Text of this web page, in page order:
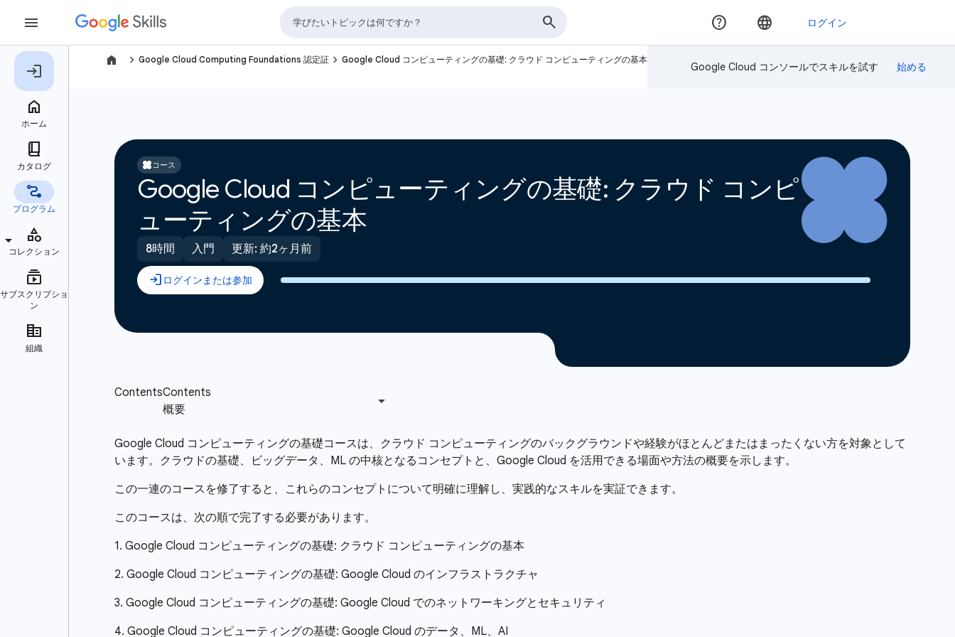
navigate_next Google Cloud Computing Foundations 認定証 navigate_next Google Cloud コンピューティングの基礎: クラウド コンピューティングの基本
Google Cloud コンソールでスキルを試す
コース
Google Cloud コンピューティングの基礎: クラウド コンピ
ューティングの基本
8時間 入門 更新: 約2ヶ月前
Google Cloud コンピューティングの基礎コースは、クラウド コンピューティングのバックグラウンドや経験がほとんどまたはまったくない方を対象として
います。クラウドの基礎、ビッグデータ、ML の中核となるコンセプトと、Google Cloud を活用できる場面や方法の概要を示します。
この一連のコースを修了すると、これらのコンセプトについて明確に理解し、実践的なスキルを実証できます。
このコースは、次の順で完了する必要があります。
1. Google Cloud コンピューティングの基礎: クラウド コンピューティングの基本
2. Google Cloud コンピューティングの基礎: Google Cloud のインフラストラクチャ
3. Google Cloud コンピューティングの基礎: Google Cloud でのネットワーキングとセキュリティ
4. Google Cloud コンピューティングの基礎: Google Cloud のデータ、ML、AI